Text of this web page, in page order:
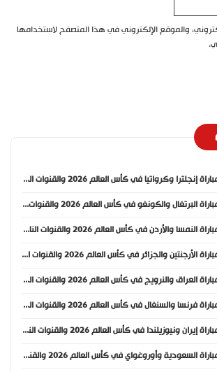
والموقع الإلكتروني في هذا المتصفح لاستخدامها
موعد مباراة إنجلترا وكرواتيا في كأس العالم 2026 والقنوات الناقلة
موعد مباراة البرتغال والكونغو في كأس العالم 2026 والقنوات الناقلة
موعد مباراة النمسا والأردن في كأس العالم 2026 والقنوات الناقلة
موعد مباراة الأرجنتين والجزائر في كأس العالم 2026 والقنوات الناقلة
موعد مباراة العراق والنرويج في كأس العالم 2026 والقنوات الناقلة
موعد مباراة فرنسا والسنغال في كأس العالم 2026 والقنوات الناقلة
موعد مباراة إيران ونيوزيلندا في كأس العالم 2026 والقنوات الناقلة
موعد مباراة السعودية وأوروغواي في كأس العالم 2026 والقنوات الناقلة